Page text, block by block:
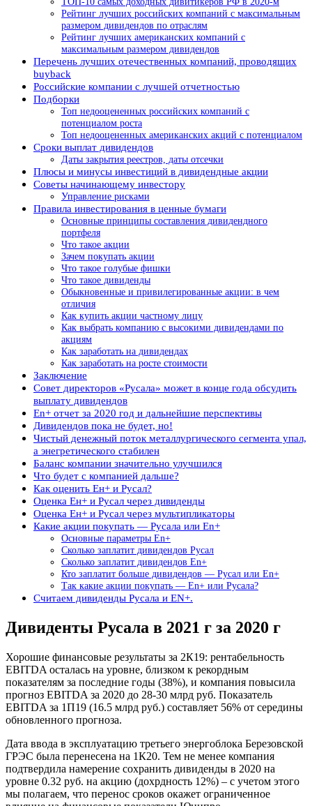
Рейтинг лучших российских компаний с максимальным
размером дивидендов по отраслям
Рейтинг лучших американских компаний с
максимальным размером дивидендов
Перечень лучших отечественных компаний, проводящих
buyback
Российские компании с лучшей отчетностью
Подборки
Топ недооцененных российских компаний с
потенциалом роста
Топ недооцененных американских акций с потенциалом
Сроки выплат дивидендов
Даты закрытия реестров, даты отсечки
Плюсы и минусы инвестиций в дивидендные акции
Советы начинающему инвестору
Управление рисками
Правила инвестирования в ценные бумаги
Основные принципы составления дивидендного
портфеля
Что такое акции
Зачем покупать акции
Что такое голубые фишки
Что такое дивиденды
Обыкновенные и привилегированные акции: в чем
отличия
Как купить акции частному лицу
Как выбрать компанию с высокими дивидендами по
акциям
Как заработать на дивидендах
Как заработать на росте стоимости
Заключение
Совет директоров «Русала» может в конце года обсудить
выплату дивидендов
En+ отчет за 2020 год и дальнейшие перспективы
Дивидендов пока не будет, но!
Чистый денежный поток металлургического сегмента упал,
а энегретического стабилен
Баланс компании значительно улучшился
Что будет с компанией дальше?
Как оценить Ен+ и Русал?
Оценка Ен+ и Русал через дивиденды
Оценка Ен+ и Русал через мультипликаторы
Какие акции покупать — Русала или En+
Основные параметры En+
Cколько заплатит дивидендов Русал
Cколько заплатит дивидендов En+
Кто заплатит больше дивидендов — Русал или En+
Так какие акции покупать — En+ или Русала?
Считаем дивиденды Русала и EN+.
Дивиденты Русала в 2021 г за 2020 г
Хорошие финансовые результаты за 2К19: рентабельность
EBITDA осталась на уровне, близком к рекордным
показателям за последние годы (38%), и компания повысила
прогноз EBITDA за 2020 до 28-30 млрд руб. Показатель
EBITDA за 1П19 (16.5 млрд руб.) составляет 56% от середины
обновленного прогноза.
Дата ввода в эксплуатацию третьего энергоблока Березовской
ГРЭС была перенесена на 1К20. Тем не менее компания
подтвердила намерение сохранить дивиденды в 2020 на
уровне 0.32 руб. на акцию (дохрдность 12%) – с учетом этого
мы полагаем, что перенос сроков окажет ограниченное